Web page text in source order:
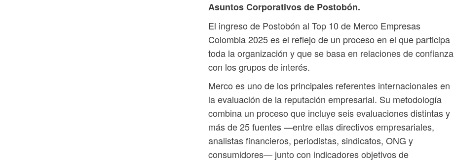
Asuntos Corporativos de Postobón.
El ingreso de Postobón al Top 10 de Merco Empresas
Colombia 2025 es el reflejo de un proceso en el que participa
toda la organización y que se basa en relaciones de confianza
con los grupos de interés.
Merco es uno de los principales referentes internacionales en
la evaluación de la reputación empresarial. Su metodología
combina un proceso que incluye seis evaluaciones distintas y
más de 25 fuentes —entre ellas directivos empresariales,
analistas financieros, periodistas, sindicatos, ONG y
consumidores— junto con indicadores objetivos de